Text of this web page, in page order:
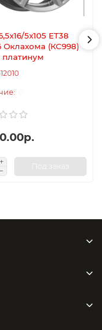
5x105 ET38
Оклахома (КС998)
платинум